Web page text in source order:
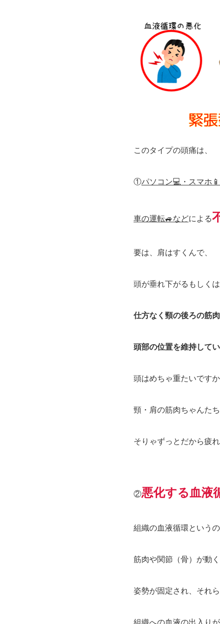
このタイプの頭痛は、
①パソコン💻・スマホ
車の運転🚙などによる
要は、肩はすくんで、
頭が垂れ下がるもしく
仕方なく頸の後ろの筋
頭部の位置を維持して
頭はめちゃ重たいです
頸・肩の筋肉ちゃんたち
そりゃずっとだから疲
②悪化する血液
組織の血液循環という
筋肉や関節（骨）が動
姿勢が固定され、それ
組織への血液の出入り